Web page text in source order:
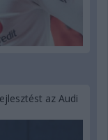
az Audi